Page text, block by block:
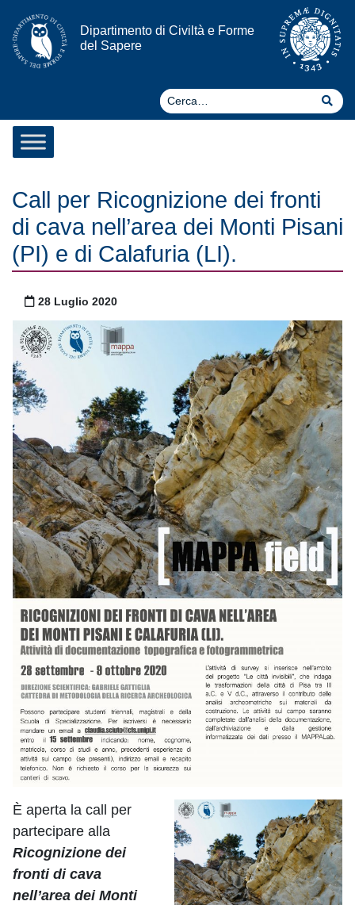
Vai al contenuto
Dipartimento di Civiltà e Forme
del Sapere
Call per Ricognizione dei fronti
di cava nell’area dei Monti Pisani
(PI) e di Calafuria (LI).
Pubblicato il
28 Luglio 2020
È aperta la call per
partecipare alla
Ricognizione dei
fronti di cava
nell’area dei Monti